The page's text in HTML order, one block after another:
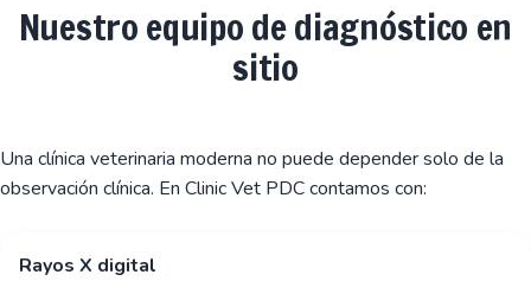
Nuestro equipo de diagnóstico en
sitio
Una clínica veterinaria moderna no puede depender solo de la
observación clínica. En Clinic Vet PDC contamos con:
Rayos X digital